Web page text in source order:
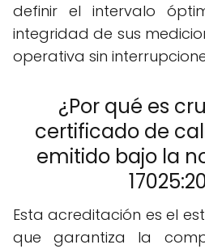
definir el intervalo
integridad de sus
operativa sin
¿Por qué es
certificado de
emitido bajo la
Esta acreditación es el
que garantiza la